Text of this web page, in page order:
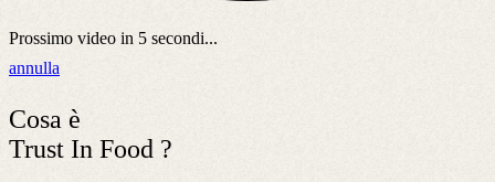
Prossimo video in 5 secondi...
annulla
Cosa è
Trust In Food ?